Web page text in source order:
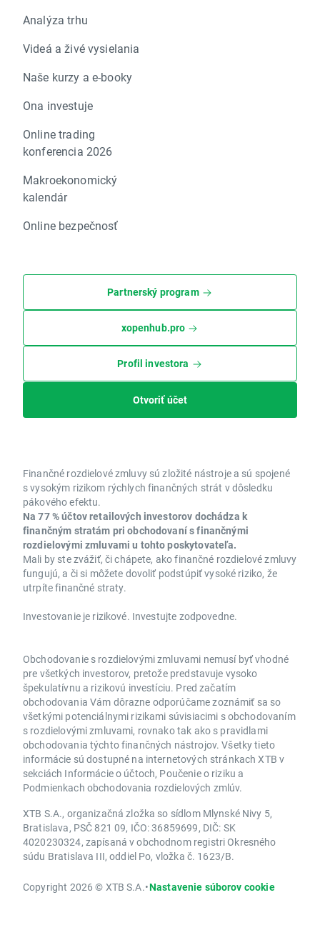
Analýza trhu
Videá a živé vysielania
Naše kurzy a e-booky
Ona investuje
Online trading
konferencia 2026
Makroekonomický
kalendár
Online bezpečnosť
Partnerský program
xopenhub.pro
Profil investora
Otvoriť účet
Finančné rozdielové zmluvy sú zložité nástroje a sú spojené
s vysokým rizikom rýchlych finančných strát v dôsledku
pákového efektu.
Na 77 % účtov retailových investorov dochádza k
finančným stratám pri obchodovaní s finančnými
rozdielovými zmluvami u tohto poskytovateľa.
Mali by ste zvážiť, či chápete, ako finančné rozdielové zmluvy
fungujú, a či si môžete dovoliť podstúpiť vysoké riziko, že
utrpíte finančné straty.
Investovanie je rizikové. Investujte zodpovedne.
Obchodovanie s rozdielovými zmluvami nemusí byť vhodné
pre všetkých investorov, pretože predstavuje vysoko
špekulatívnu a rizikovú investíciu. Pred začatím
obchodovania Vám dôrazne odporúčame zoznámiť sa so
všetkými potenciálnymi rizikami súvisiacimi s obchodovaním
s rozdielovými zmluvami, rovnako tak ako s pravidlami
obchodovania týchto finančných nástrojov. Všetky tieto
informácie sú dostupné na internetových stránkach XTB v
sekciách Informácie o účtoch, Poučenie o riziku a
Podmienkach obchodovania rozdielových zmlúv.
XTB S.A., organizačná zložka so sídlom Mlynské Nivy 5,
Bratislava, PSČ 821 09, IČO: 36859699, DIČ: SK
4020230324, zapísaná v obchodnom registri Okresného
súdu Bratislava III, oddiel Po, vložka č. 1623/B.
Copyright 2026 © XTB S.A.•Nastavenie súborov cookie